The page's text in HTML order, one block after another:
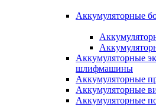
Аккумуляторные
Аккумуляторные
шлифмашины
Аккумуляторные
Аккумуляторные
Аккумуляторные